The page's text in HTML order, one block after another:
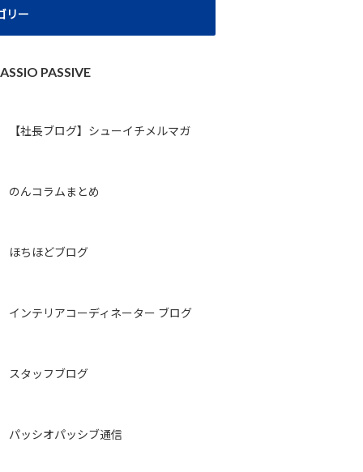
リー
PASSIVE
【社長ブログ】シューイチメルマガ
のんコラムまとめ
ほちほどブログ
インテリアコーディネーター ブログ
スタッフブログ
パッシオパッシブ通信